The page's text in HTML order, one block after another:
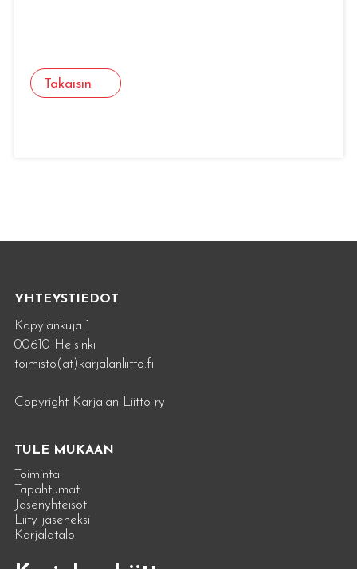
Takaisin
YHTEYSTIEDOT
Käpylänkuja 1
00610 Helsinki
toimisto(at)karjalanliitto.fi
Copyright Karjalan Liitto ry
TULE MUKAAN
Toiminta
Tapahtumat
Jäsenyhteisöt
Liity jäseneksi
Karjalatalo